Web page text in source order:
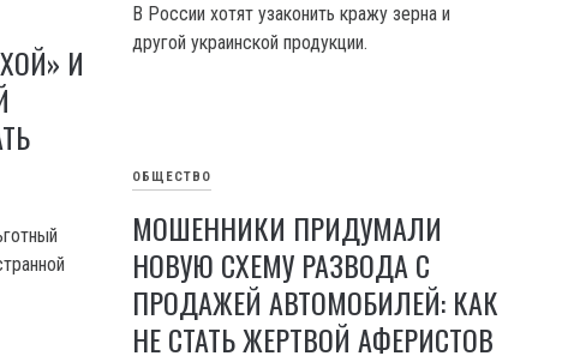
В России хотят узаконить кражу зерна и
другой украинской продукции.
И
ОБЩЕСТВО
МОШЕННИКИ ПРИДУМАЛИ
НОВУЮ СХЕМУ РАЗВОДА С
ПРОДАЖЕЙ АВТОМОБИЛЕЙ: КАК
НЕ СТАТЬ ЖЕРТВОЙ АФЕРИСТОВ